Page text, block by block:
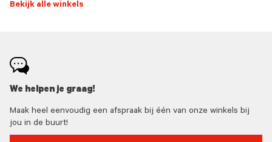
Bekijk alle winkels
We helpen je graag!
Maak heel eenvoudig een afspraak bij één van onze winkels bij
jou in de buurt!